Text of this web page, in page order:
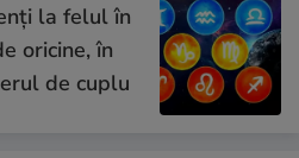
la felul în
oricine, în
de cuplu